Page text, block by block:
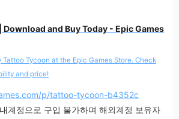
Download and Buy Today - Epic Games
Tattoo Tycoon at the Epic Games Store. Check
and price!
p/tattoo-tycoon-b4352c
계정으로 구입 불가하며 해외계정 보유자